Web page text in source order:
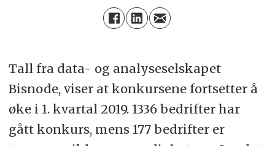
Tall fra data- og analyseselskapet
Bisnode, viser at konkursene fortsetter å
øke i 1. kvartal 2019. 1336 bedrifter har
gått konkurs, mens 177 bedrifter er